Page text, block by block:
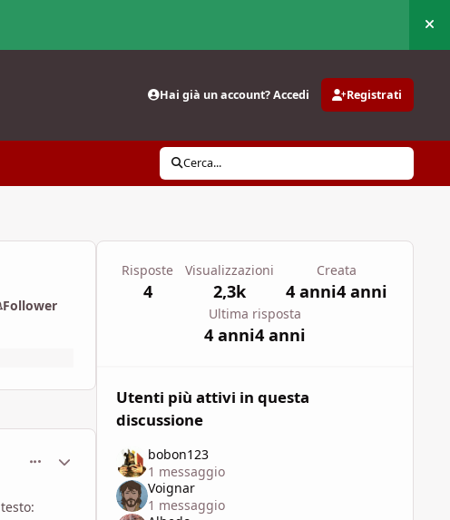
Hai già un account? Accedi Registrati
Cerca...
Follower
comment_1791646
Statistiche Autore
Risposte
4
Visualizzazioni
2,3k
Creata
4 anni4 anni
Ultima risposta
4 anni4 anni
Utenti più attivi in questa
discussione
bobon123
1 messaggio
Voignar
1 messaggio